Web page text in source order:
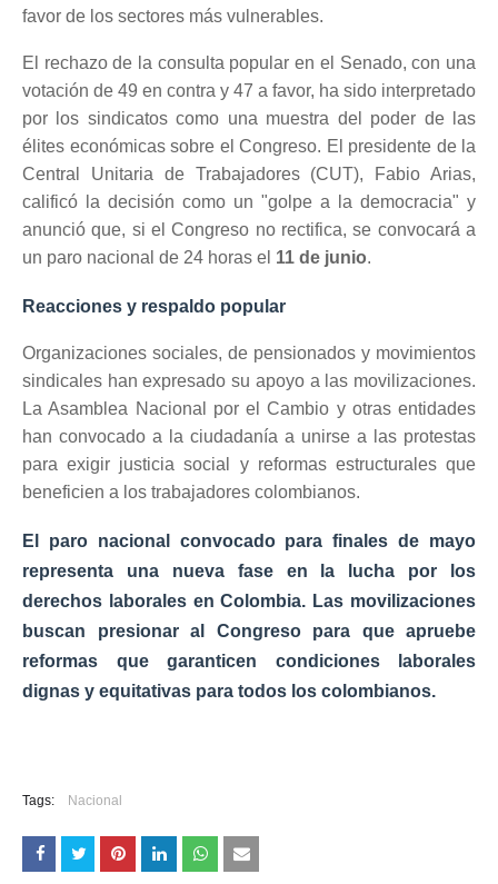
favor de los sectores más vulnerables.
El rechazo de la consulta popular en el Senado, con una
votación de 49 en contra y 47 a favor, ha sido interpretado
por los sindicatos como una muestra del poder de las
élites económicas sobre el Congreso. El presidente de la
Central Unitaria de Trabajadores (CUT), Fabio Arias,
calificó la decisión como un "golpe a la democracia" y
anunció que, si el Congreso no rectifica, se convocará a
un paro nacional de 24 horas el 11 de junio.
Reacciones y respaldo popular
Organizaciones sociales, de pensionados y movimientos
sindicales han expresado su apoyo a las movilizaciones.
La Asamblea Nacional por el Cambio y otras entidades
han convocado a la ciudadanía a unirse a las protestas
para exigir justicia social y reformas estructurales que
beneficien a los trabajadores colombianos.
El paro nacional convocado para finales de mayo
representa una nueva fase en la lucha por los
derechos laborales en Colombia. Las movilizaciones
buscan presionar al Congreso para que apruebe
reformas que garanticen condiciones laborales
dignas y equitativas para todos los colombianos.
Tags: Nacional